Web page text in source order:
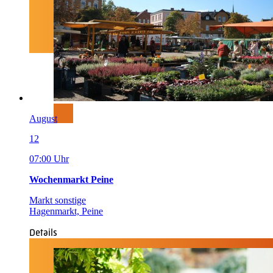
August
12
07:00 Uhr
Wochenmarkt Peine
Markt sonstige
Hagenmarkt, Peine
Details